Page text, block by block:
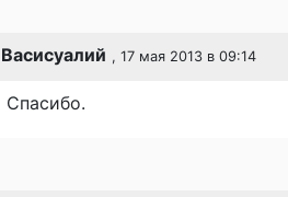
Васисуалий , 17 мая 2013 в 09:14
Спасибо.